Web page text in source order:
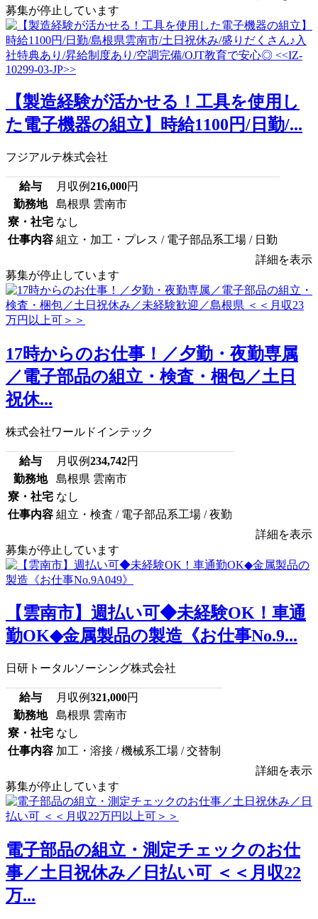
募集が停止しています
【製造経験が活かせる！工具を使用し
た電子機器の組立】時給1100円/日勤/...
フジアルテ株式会社
給与 月収例216,000円
勤務地
島根県 雲南市
寮・社宅 なし
仕事内容 組立・加工・プレス / 電子部品系工場 / 日勤
詳細を表示
募集が停止しています
17時からのお仕事！／夕勤・夜勤専属
／電子部品の組立・検査・梱包／土日
祝休...
株式会社ワールドインテック
給与 月収例234,742円
勤務地
島根県 雲南市
寮・社宅 なし
仕事内容 組立・検査 / 電子部品系工場 / 夜勤
詳細を表示
募集が停止しています
【雲南市】週払い可◆未経験OK！車通
勤OK◆金属製品の製造《お仕事No.9...
日研トータルソーシング株式会社
給与 月収例321,000円
勤務地
島根県 雲南市
寮・社宅 なし
仕事内容 加工・溶接 / 機械系工場 / 交替制
詳細を表示
募集が停止しています
電子部品の組立・測定チェックのお仕
事／土日祝休み／日払い可 ＜＜月収22
万...